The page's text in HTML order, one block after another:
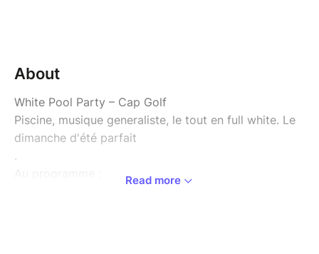
About
White Pool Party – Cap Golf
Piscine, musique generaliste, le tout en full white. Le
dimanche d'été parfait
.
Read more